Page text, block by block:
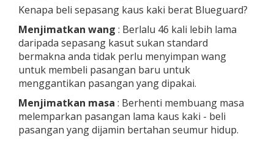
Kenapa beli sepasang kaus kaki berat Blueguard?
Menjimatkan wang : Berlalu 46 kali lebih lama
daripada sepasang kasut sukan standard
bermakna anda tidak perlu menyimpan wang
untuk membeli pasangan baru untuk
menggantikan pasangan yang dipakai.
Menjimatkan masa : Berhenti membuang masa
melemparkan pasangan lama kaus kaki - beli
pasangan yang dijamin bertahan seumur hidup.